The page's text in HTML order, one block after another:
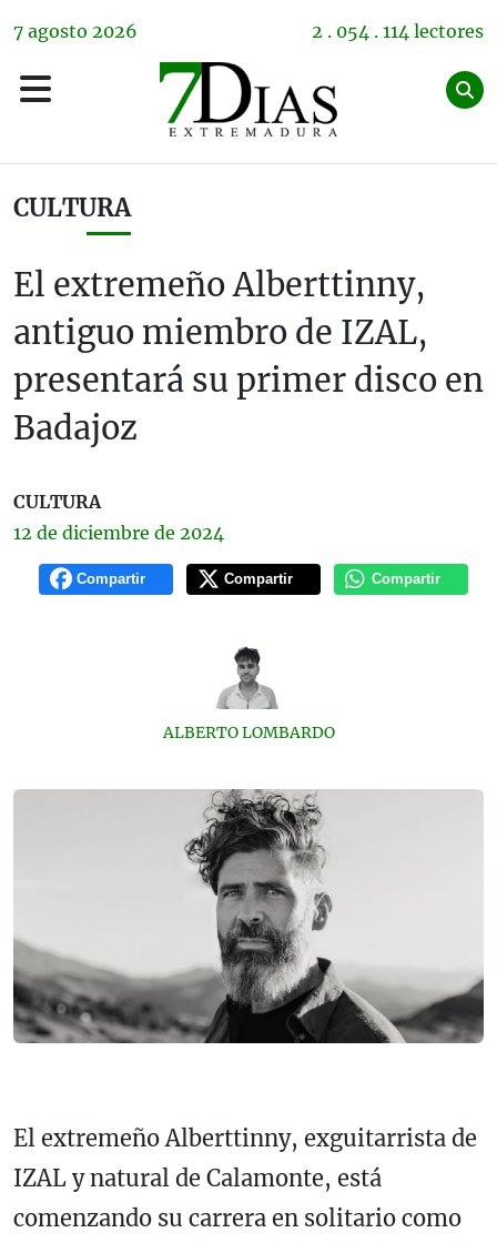
7 agosto 2026 2 . 054 . 114 lectores
CULTURA
El extremeño Alberttinny,
antiguo miembro de IZAL,
presentará su primer disco en
Badajoz
CULTURA
12 de diciembre de 2024
Compartir Compartir Compartir
ALBERTO LOMBARDO
El extremeño Alberttinny, exguitarrista de
IZAL y natural de Calamonte, está
comenzando su carrera en solitario como